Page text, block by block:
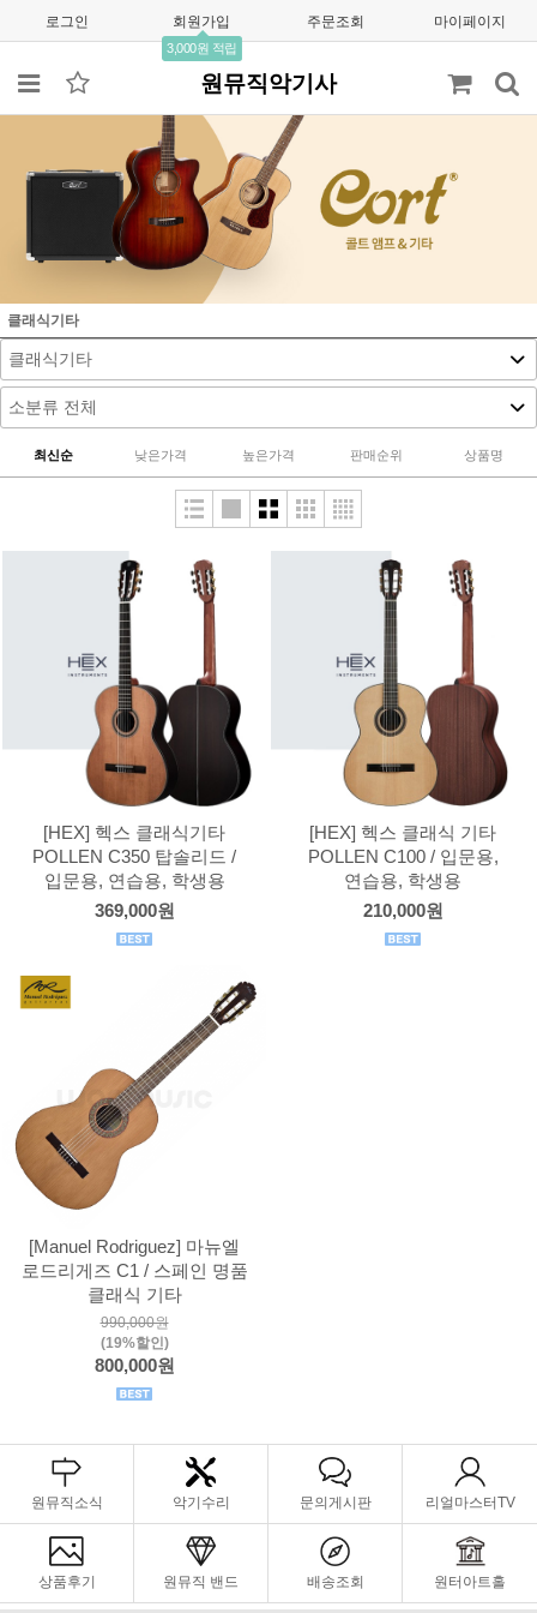
로그인 회원가입
3,000원 적립
주문조회 마이페이지
원뮤직악기사
클래식기타
최신순 낮은가격 높은가격 판매순위 상품명
[HEX] 헥스 클래식기타
POLLEN C350 탑솔리드 /
입문용, 연습용, 학생용
369,000원
[HEX] 헥스 클래식 기타
POLLEN C100 / 입문용,
연습용, 학생용
210,000원
[Manuel Rodriguez] 마뉴엘
로드리게즈 C1 / 스페인 명품
클래식 기타
990,000원
(19%할인)
800,000원
원뮤직소식 악기수리 문의게시판 리얼마스터TV
상품후기 원뮤직 밴드 배송조회 원터아트홀